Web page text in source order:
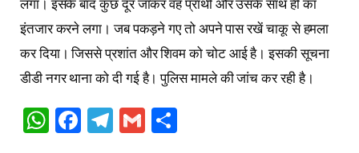
इंतजार करने लगा। जब पकड़ने गए तो अपने पास रखें चाकू से हमला
कर दिया। जिससे प्रशांत और शिवम को चोट आई है। इसकी सूचना
डीडी नगर थाना को दी गई है। पुलिस मामले की जांच कर रही है।
WhatsApp
Facebook
Telegram
Gmail